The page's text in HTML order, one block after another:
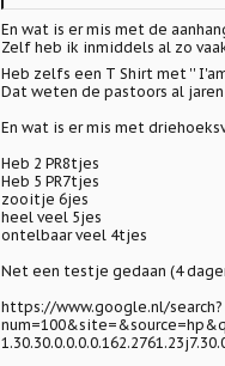
En wat is er mis met de
Zelf heb ik inmiddels al zo
Heb zelfs een T Shirt met ''
Dat weten de pastoors al
En wat is er mis met
Heb 2 PR8tjes
Heb 5 PR7tjes
zooitje 6jes
heel veel 5jes
ontelbaar veel 4tjes
Net een testje gedaan (4
https://www.google.nl/search?